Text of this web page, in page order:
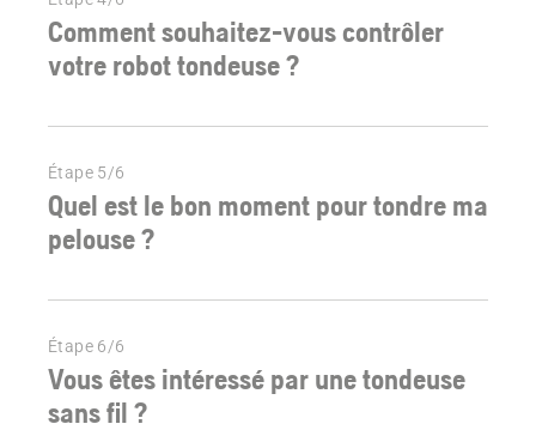
Comment souhaitez-vous contrôler
votre robot tondeuse ?
Étape 5/6
Quel est le bon moment pour tondre ma
pelouse ?
Étape 6/6
Vous êtes intéressé par une tondeuse
sans fil ?